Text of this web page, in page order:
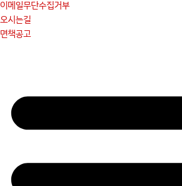
이메일무단수집거부
오시는길
면책공고